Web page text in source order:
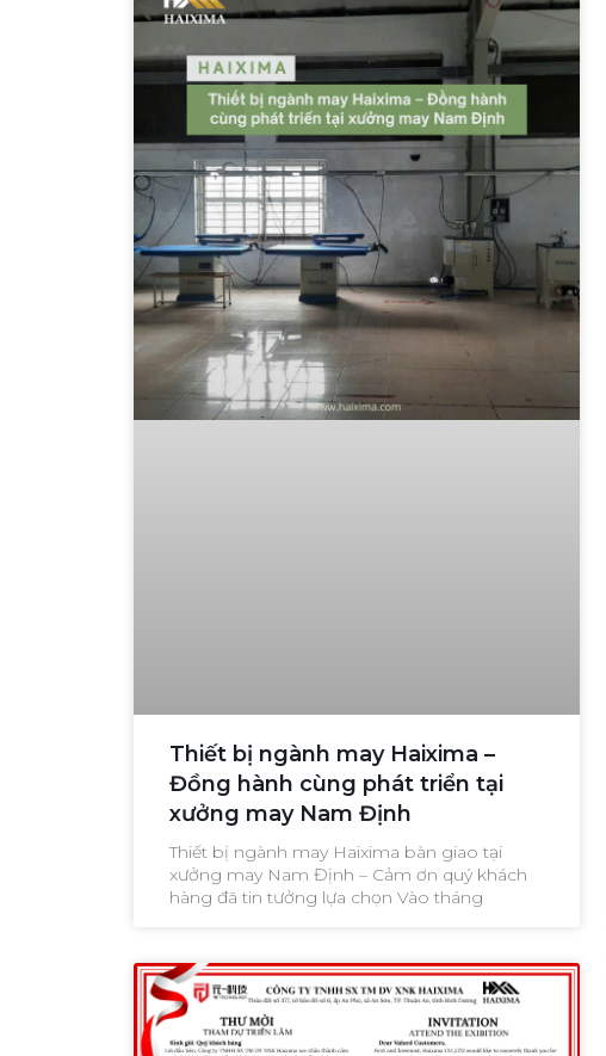
Thiết bị ngành may Haixima –
Đồng hành cùng phát triển tại
xưởng may Nam Định
Thiết bị ngành may Haixima bàn giao tại
xưởng may Nam Định – Cảm ơn quý khách
hàng đã tin tưởng lựa chọn Vào tháng